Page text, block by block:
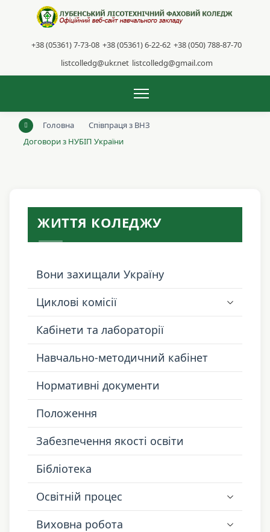
+38 (05361) 7-73-08 +38 (05361) 6-22-62 +38 (050) 788-87-70
listcolledg@ukr.net listcolledg@gmail.com
Головна
Співпраця з ВНЗ
Договори з НУБІП України
ЖИТТЯ КОЛЕДЖУ
Вони захищали Україну
Циклові комісії
Кабінети та лабораторії
Навчально-методичний кабінет
Нормативні документи
Положення
Забезпечення якості освіти
Бібліотека
Освітній процес
Виховна робота